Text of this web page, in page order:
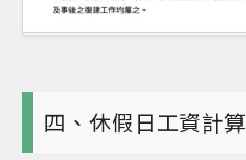
四、休假日工資計算